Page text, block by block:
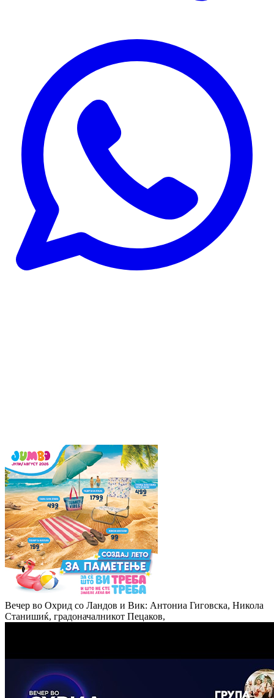
Вечер во Охрид со Ландов и Вик: Антониа Гиговска, Никола
Станишиќ, градоначалникот Пецаков,